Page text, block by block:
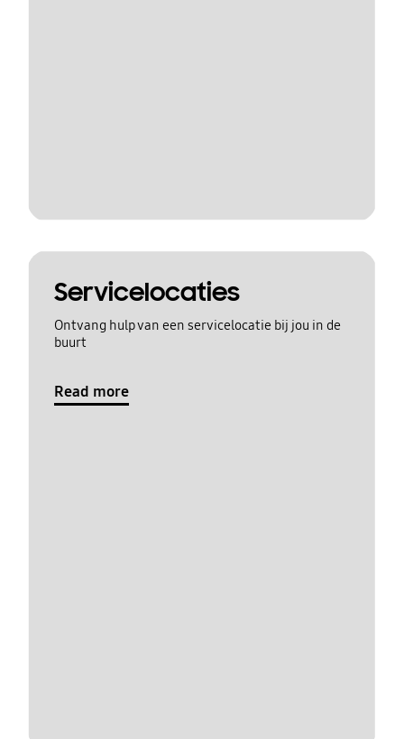
Servicelocaties
Ontvang hulp van een servicelocatie bij jou in de
buurt
Read more